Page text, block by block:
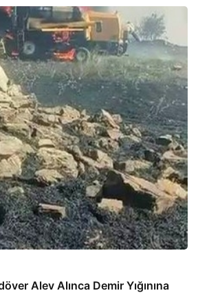
Alev Alınca Demir Yığınına